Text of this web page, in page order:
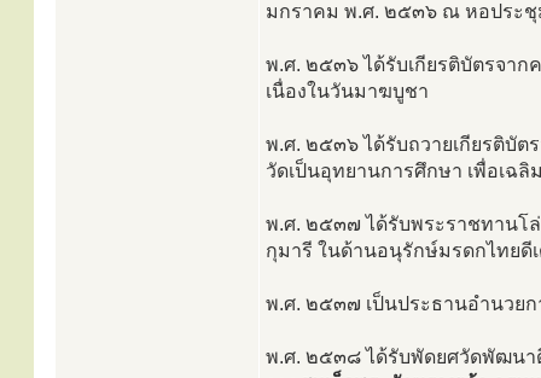
มกราคม พ.ศ. ๒๕๓๖ ณ หอประ
พ.ศ. ๒๕๓๖ ได้รับเกียรติบัตรจาก
เนื่องในวันมาฆบูชา
พ.ศ. ๒๕๓๖ ได้รับถวายเกียรติบัต
วัดเป็นอุทยานการศึกษา เพื่อเฉลิ
พ.ศ. ๒๕๓๗ ได้รับพระราชทานโ
กุมารี ในด้านอนุรักษ์มรดกไทย
พ.ศ. ๒๕๓๗ เป็นประธานอำนวย
พ.ศ. ๒๕๓๘ ได้รับพัดยศวัดพัฒนา